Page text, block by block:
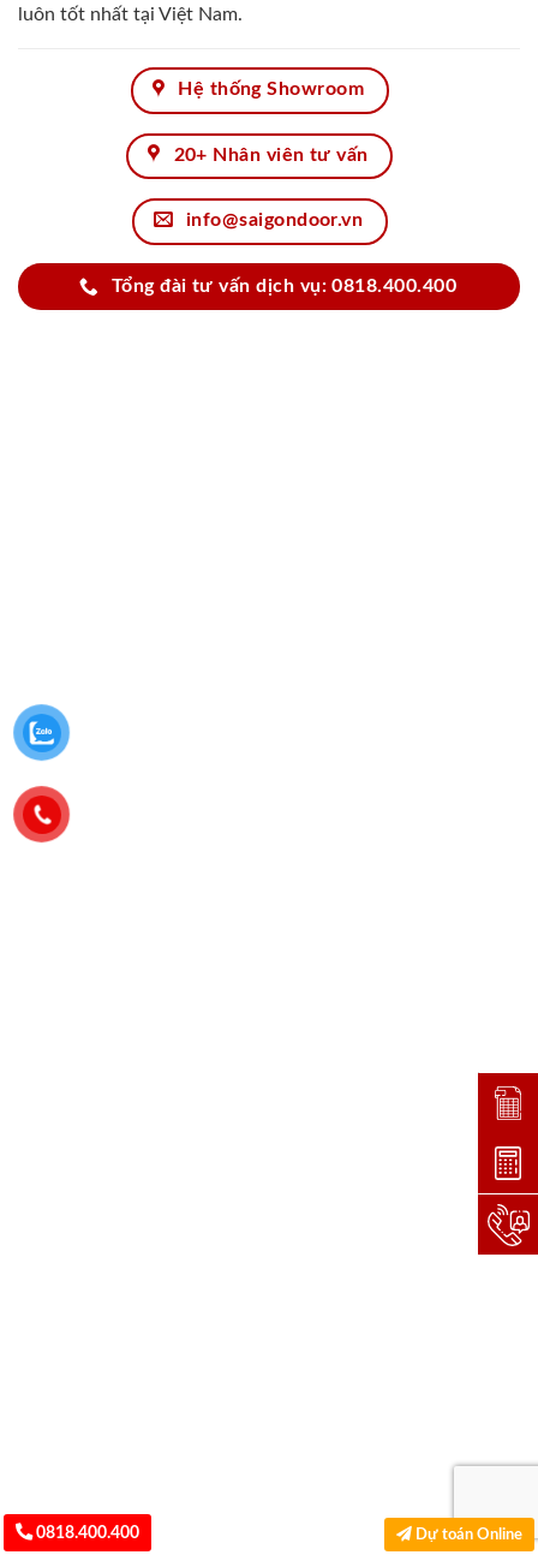
luôn tốt nhất tại Việt Nam.
Hệ thống Showroom
20+ Nhân viên tư vấn
info@saigondoor.vn
Tổng đài tư vấn dịch vụ: 0818.400.400
0818.400.400 Dự toán Online
Đặt
Dự